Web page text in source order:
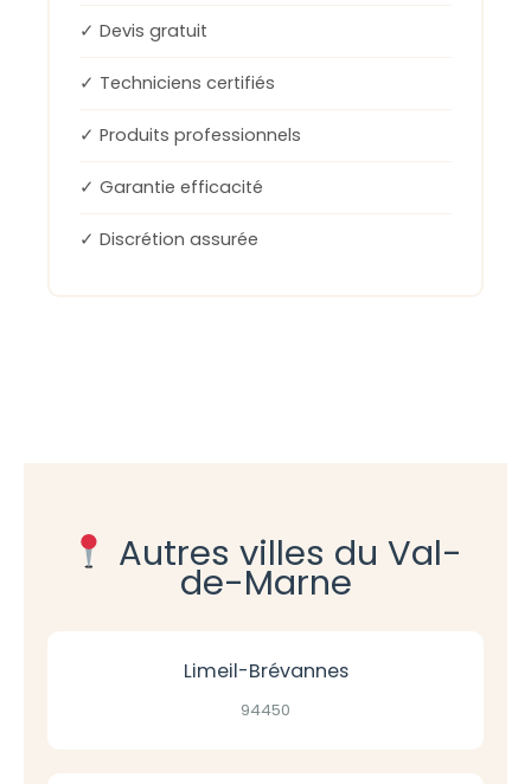
✓ Devis gratuit
✓ Techniciens certifiés
✓ Produits professionnels
✓ Garantie efficacité
✓ Discrétion assurée
Autres villes du Val-
de-Marne
Limeil-Brévannes
94450